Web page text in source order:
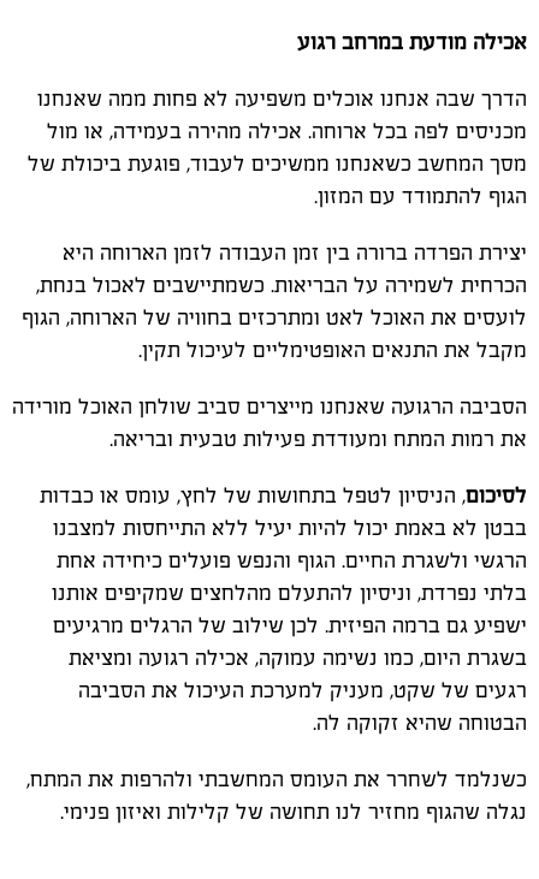
אכילה מודעת במרחב רגוע
הדרך שבה אנחנו אוכלים משפיעה לא פחות ממה שאנחנו
מכניסים לפה בכל ארוחה. אכילה מהירה בעמידה, או מול
מסך המחשב כשאנחנו ממשיכים לעבוד, פוגעת ביכולת של
הגוף להתמודד עם המזון.
יצירת הפרדה ברורה בין זמן העבודה לזמן הארוחה היא
הכרחית לשמירה על הבריאות. כשמתיישבים לאכול בנחת,
לועסים את האוכל לאט ומתרכזים בחוויה של הארוחה, הגוף
מקבל את התנאים האופטימליים לעיכול תקין.
הסביבה הרגועה שאנחנו מייצרים סביב שולחן האוכל מורידה
את רמות המתח ומעודדת פעילות טבעית ובריאה.
לסיכום, הניסיון לטפל בתחושות של לחץ, עומס או כבדות
בבטן לא באמת יכול להיות יעיל ללא התייחסות למצבנו
הרגשי ולשגרת החיים. הגוף והנפש פועלים כיחידה אחת
בלתי נפרדת, וניסיון להתעלם מהלחצים שמקיפים אותנו
ישפיע גם ברמה הפיזית. לכן שילוב של הרגלים מרגיעים
בשגרת היום, כמו נשימה עמוקה, אכילה רגועה ומציאת
רגעים של שקט, מעניק למערכת העיכול את הסביבה
הבטוחה שהיא זקוקה לה.
כשנלמד לשחרר את העומס המחשבתי ולהרפות את המתח,
נגלה שהגוף מחזיר לנו תחושה של קלילות ואיזון פנימי.